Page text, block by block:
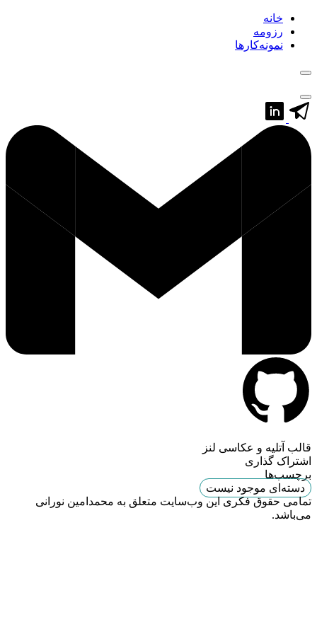
خانه
رزومه
نمونه‌کارها
قالب آتلیه و عکاسی لنز
اشتراک گذاری
برچسب‌ها
دسته‌ای موجود نیست
تمامی حقوق فکری این وب‌سایت متعلق به محمدامین نورانی
می‌باشد.